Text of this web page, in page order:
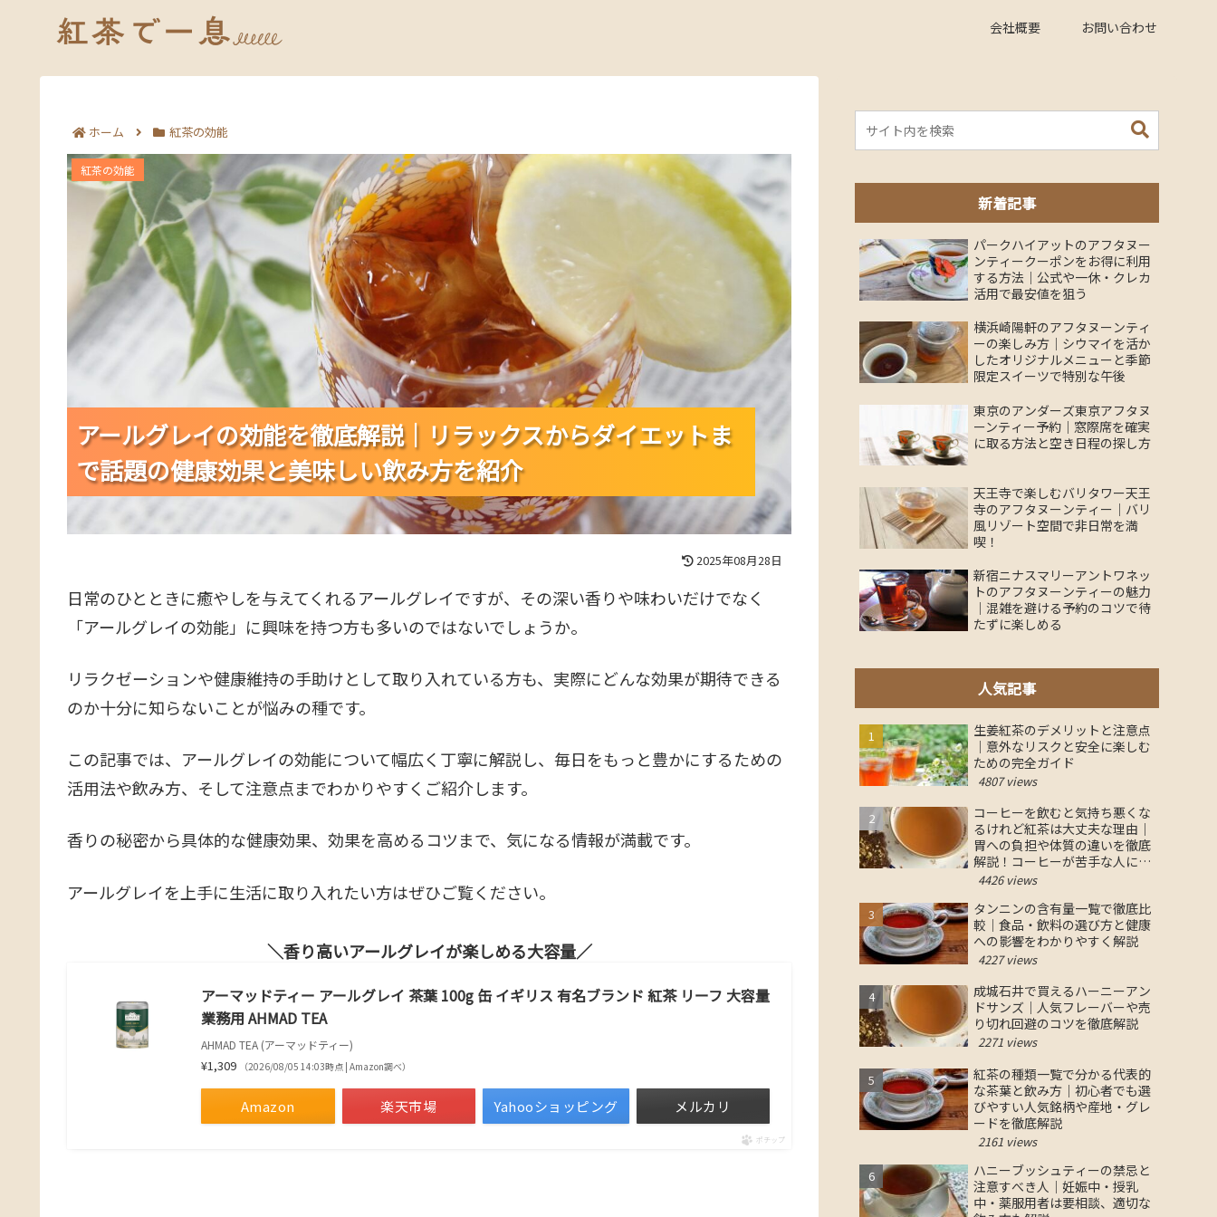
会社概要 お問い合わせ
ホーム 紅茶の効能
アールグレイの効能を徹底解説｜リラックスからダイエットまで話題の健康効果と美味しい飲み方を紹介
アールグレイの効能を徹底解説｜リラックスからダイエットま
で話題の健康効果と美味しい飲み方を紹介
アールグレイの効能を徹底解説｜リラックスからダイエットま
で話題の健康効果と美味しい飲み方を紹介
アールグレイの効能を徹底解説｜リラックスからダイエットま
で話題の健康効果と美味しい飲み方を紹介
紅茶の効能
2025年08月28日
日常のひとときに癒やしを与えてくれるアールグレイですが、その深い香りや味わいだけでなく
「アールグレイの効能」に興味を持つ方も多いのではないでしょうか。
リラクゼーションや健康維持の手助けとして取り入れている方も、実際にどんな効果が期待できる
のか十分に知らないことが悩みの種です。
この記事では、アールグレイの効能について幅広く丁寧に解説し、毎日をもっと豊かにするための
活用法や飲み方、そして注意点までわかりやすくご紹介します。
香りの秘密から具体的な健康効果、効果を高めるコツまで、気になる情報が満載です。
アールグレイを上手に生活に取り入れたい方はぜひご覧ください。
香り高いアールグレイが楽しめる大容量
アーマッドティー アールグレイ 茶葉 100g 缶 イギリス 有名ブランド 紅茶 リーフ 大容量
業務用 AHMAD TEA
AHMAD TEA (アーマッドティー)
¥1,309 （2026/08/05 14:03時点 | Amazon調べ）
Amazon 楽天市場 Yahooショッピング メルカリ
ポチップ
新着記事
パークハイアットのアフタヌー
ンティークーポンをお得に利用
する方法｜公式や一休・クレカ
活用で最安値を狙う
横浜崎陽軒のアフタヌーンティ
ーの楽しみ方｜シウマイを活か
したオリジナルメニューと季節
限定スイーツで特別な午後
東京のアンダーズ東京アフタヌ
ーンティー予約｜窓際席を確実
に取る方法と空き日程の探し方
天王寺で楽しむバリタワー天王
寺のアフタヌーンティー｜バリ
風リゾート空間で非日常を満
喫！
新宿ニナスマリーアントワネッ
トのアフタヌーンティーの魅力
｜混雑を避ける予約のコツで待
たずに楽しめる
人気記事
生姜紅茶のデメリットと注意点
｜意外なリスクと安全に楽しむ
ための完全ガイド
4807 views
コーヒーを飲むと気持ち悪くな
るけれど紅茶は大丈夫な理由｜
胃への負担や体質の違いを徹底
解説！コーヒーが苦手な人にお
すすめの紅茶の選び方と対策
4426 views
タンニンの含有量一覧で徹底比
較｜食品・飲料の選び方と健康
への影響をわかりやすく解説
4227 views
成城石井で買えるハーニーアン
ドサンズ｜人気フレーバーや売
り切れ回避のコツを徹底解説
2271 views
紅茶の種類一覧で分かる代表的
な茶葉と飲み方｜初心者でも選
びやすい人気銘柄や産地・グレ
ードを徹底解説
2161 views
ハニーブッシュティーの禁忌と
注意すべき人｜妊娠中・授乳
中・薬服用者は要相談、適切な